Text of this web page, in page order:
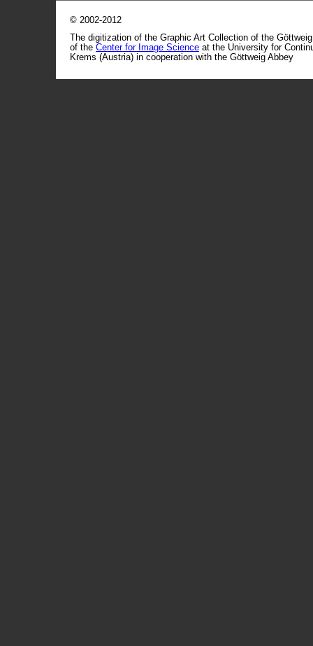
© 2002-2012
The digitization of the Graphic Art Collection of the
of the Center for Image Science at the University for
Krems (Austria) in cooperation with the Göttweig Abbey